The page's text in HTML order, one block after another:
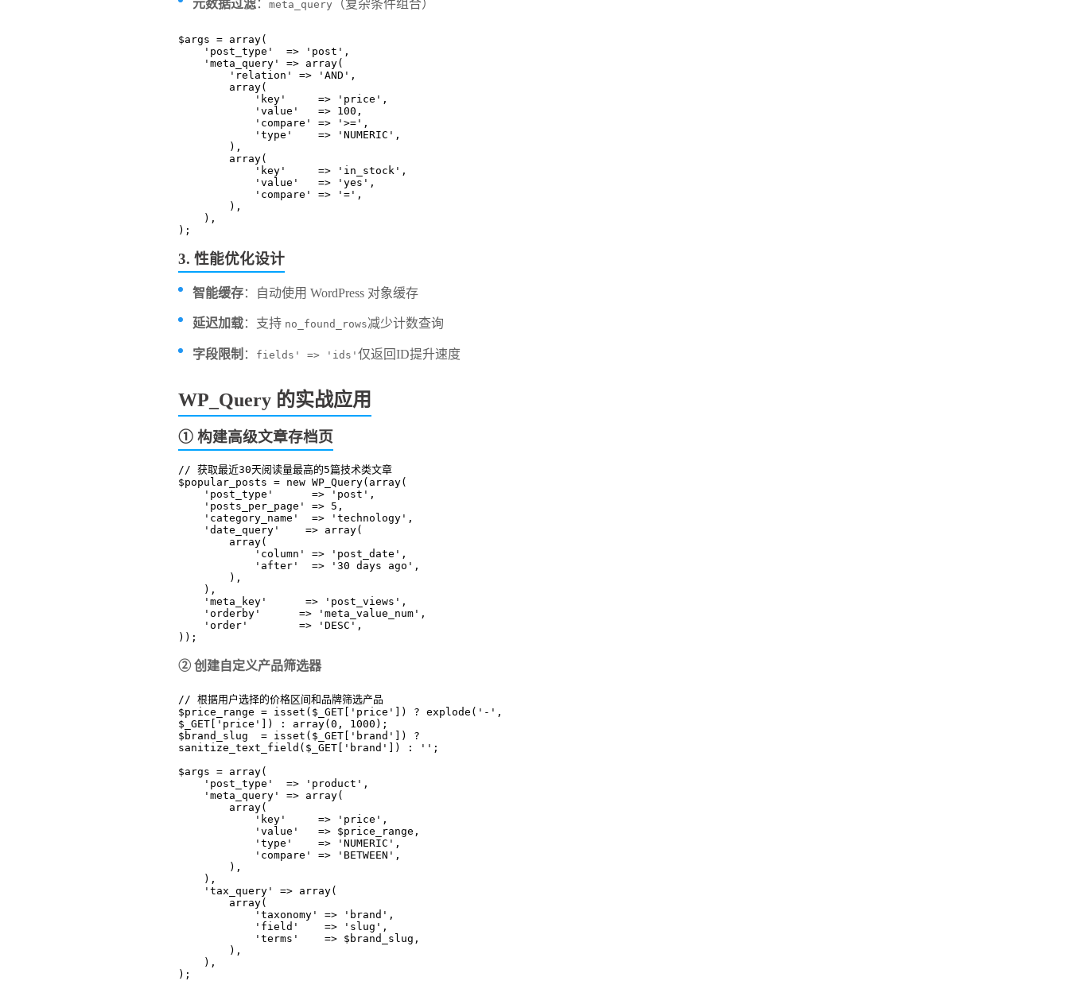
​元数据过滤​​： meta_query （复杂条件组合）
$args = array(
    'post_type'  => 'post',
    'meta_query' => array(
        'relation' => 'AND',
        array(
            'key'     => 'price',
            'value'   => 100,
            'compare' => '>=',
            'type'    => 'NUMERIC',
        ),
        array(
            'key'     => 'in_stock',
            'value'   => 'yes',
            'compare' => '=',
        ),
    ),
);
​3. 性能优化设计​
​智能缓存​​：自动使用 WordPress 对象缓存
​延迟加载​​：支持 no_found_rows减少计数查询
​字段限制​ ​： fields' => 'ids' 仅返回ID提升速度
​WP_Query 的实战应用​
​① 构建高级文章存档页​
// 获取最近30天阅读量最高的5篇技术类文章
$popular_posts = new WP_Query(array(
    'post_type'      => 'post',
    'posts_per_page' => 5,
    'category_name'  => 'technology',
    'date_query'    => array(
        array(
            'column' => 'post_date',
            'after'  => '30 days ago',
        ),
    ),
    'meta_key'      => 'post_views',
    'orderby'      => 'meta_value_num',
    'order'        => 'DESC',
));
​② 创建自定义产品筛选器​
// 根据用户选择的价格区间和品牌筛选产品
$price_range = isset($_GET['price']) ? explode('-',
$_GET['price']) : array(0, 1000);
$brand_slug  = isset($_GET['brand']) ?
sanitize_text_field($_GET['brand']) : '';
$args = array(
    'post_type'  => 'product',
    'meta_query' => array(
        array(
            'key'     => 'price',
            'value'   => $price_range,
            'type'    => 'NUMERIC',
            'compare' => 'BETWEEN',
        ),
    ),
    'tax_query' => array(
        array(
            'taxonomy' => 'brand',
            'field'    => 'slug',
            'terms'    => $brand_slug,
        ),
    ),
);